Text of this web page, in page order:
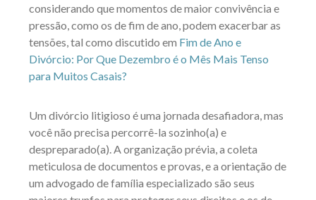
considerando que momentos de maior convivência e
pressão, como os de fim de ano, podem exacerbar as
tensões, tal como discutido em Fim de Ano e
Divórcio: Por Que Dezembro é o Mês Mais Tenso
para Muitos Casais?
Um divórcio litigioso é uma jornada desafiadora, mas
você não precisa percorrê-la sozinho(a) e
despreparado(a). A organização prévia, a coleta
meticulosa de documentos e provas, e a orientação de
um advogado de família especializado são seus